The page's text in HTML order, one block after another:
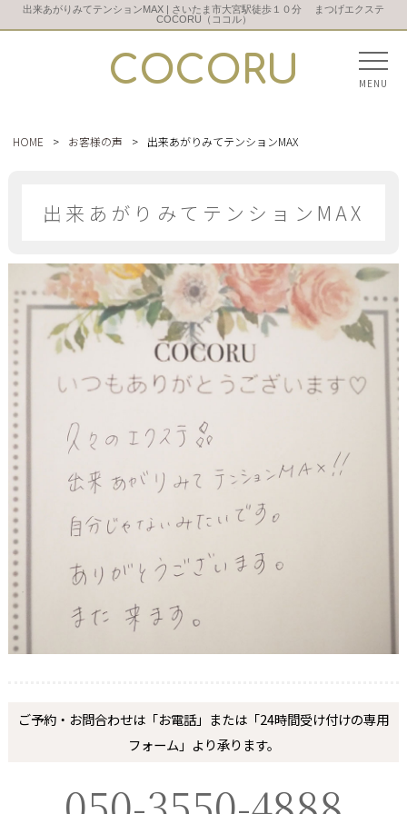
出来あがりみてテンションMAX | さいたま市大宮駅徒歩１０分 まつげエクステ
COCORU（ココル）
COCORU MENU
HOME > お客様の声 > 出来あがりみてテンションMAX
出来あがりみてテンションMAX
ご予約・お問合わせは「お電話」または「24時間受け付けの専用
フォーム」より承ります。